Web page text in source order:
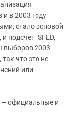
и в 2003 году
стало основой
подсчет ISFED,
выборов 2003
что это не
или
– официальные и